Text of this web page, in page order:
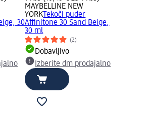
30
MAYBELLINE NEW
YORK Tekoči puder
Affinitone 30 Sand Beige,
30 ml
(2)
Dobavljivo
Izberite dm prodajalno